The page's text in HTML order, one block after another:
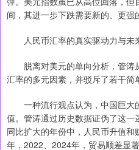
间，其进一步下跌需要新的、更强
人民币汇率的真实驱动力与未
脱离对美元的单向分析，管涛
汇率的多元因素，并驳斥了若干简
一种流行观点认为，中国巨大
值。管涛通过历史数据证伪了这
同比扩大的年份中，人民币升值
年，2022、2024年，贸易顺差显